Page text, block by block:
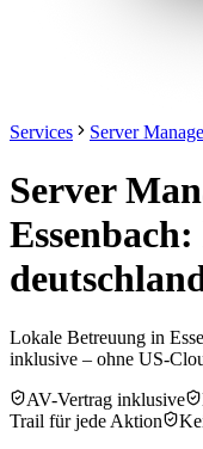
Services Server
Server
Lokale Betreuung in
inklusive – ohne US-
AV-Vertrag inklusive
Trail für jede Aktion